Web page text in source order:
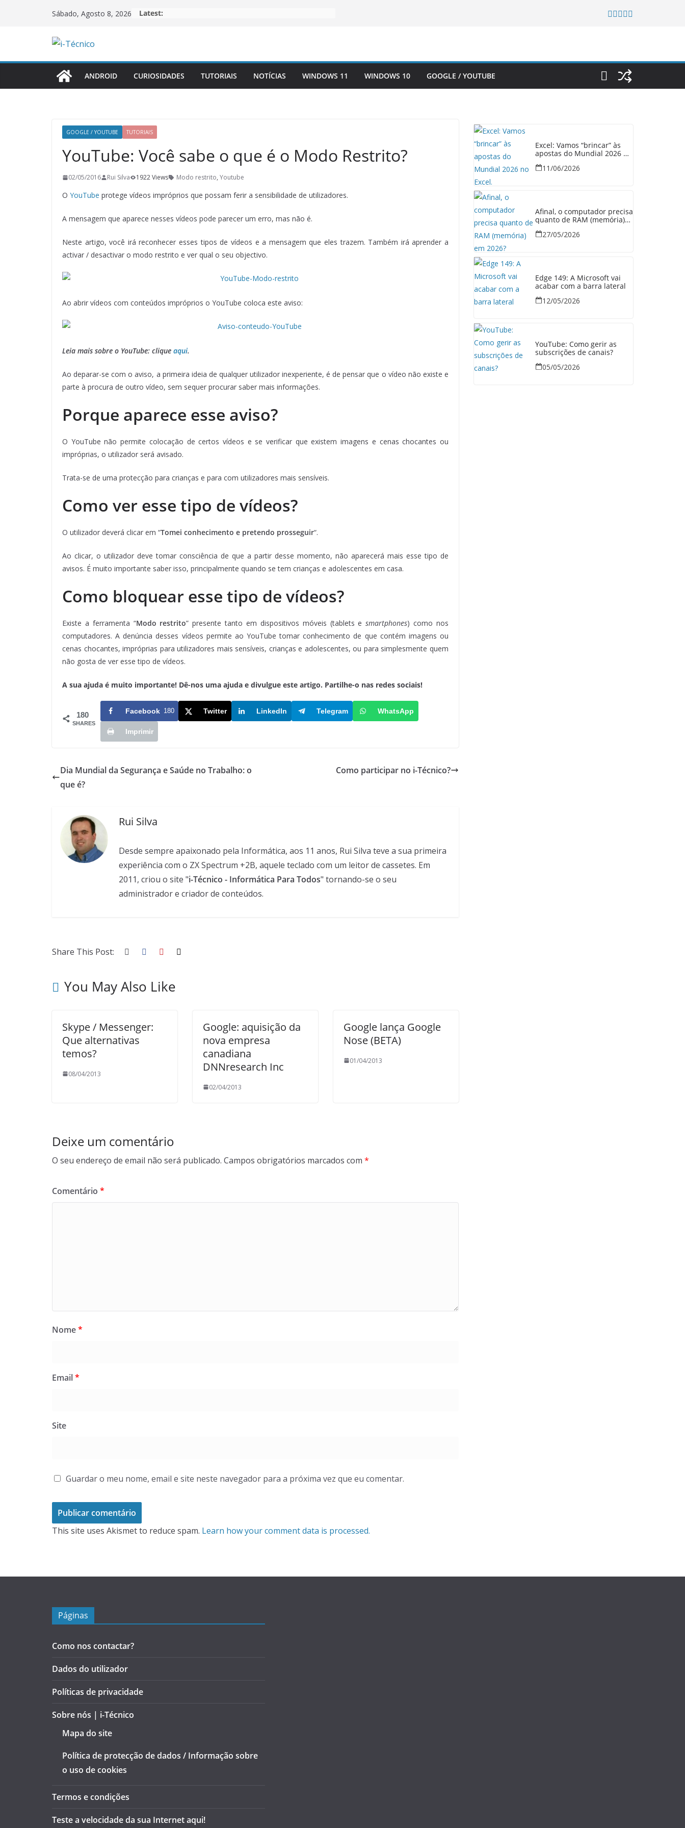
Sábado, Agosto 8, 2026 Latest:
ANDROID CURIOSIDADES TUTORIAIS NOTÍCIAS WINDOWS 11 WINDOWS 10 GOOGLE / YOUTUBE
GOOGLE / YOUTUBE TUTORIAIS
YouTube: Você sabe o que é o Modo Restrito?
02/05/2016 Rui Silva 1922 Views Modo restrito, Youtube
O YouTube protege vídeos impróprios que possam ferir a sensibilidade de utilizadores.
A mensagem que aparece nesses vídeos pode parecer um erro, mas não é.
Neste artigo, você irá reconhecer esses tipos de vídeos e a mensagem que eles trazem. Também irá aprender a
activar / desactivar o modo restrito e ver qual o seu objectivo.
Ao abrir vídeos com conteúdos impróprios o YouTube coloca este aviso:
Leia mais sobre o YouTube: clique aqui.
Ao deparar-se com o aviso, a primeira ideia de qualquer utilizador inexperiente, é de pensar que o vídeo não existe e
parte à procura de outro vídeo, sem sequer procurar saber mais informações.
Porque aparece esse aviso?
O YouTube não permite colocação de certos vídeos e se verificar que existem imagens e cenas chocantes ou
impróprias, o utilizador será avisado.
Trata-se de uma protecção para crianças e para com utilizadores mais sensíveis.
Como ver esse tipo de vídeos?
O utilizador deverá clicar em “Tomei conhecimento e pretendo prosseguir“.
Ao clicar, o utilizador deve tomar consciência de que a partir desse momento, não aparecerá mais esse tipo de
avisos. É muito importante saber isso, principalmente quando se tem crianças e adolescentes em casa.
Como bloquear esse tipo de vídeos?
Existe a ferramenta “Modo restrito” presente tanto em dispositivos móveis (tablets esmartphones) como nos
computadores. A denúncia desses vídeos permite ao YouTube tomar conhecimento de que contém imagens ou
cenas chocantes, impróprias para utilizadores mais sensíveis, crianças e adolescentes, ou para simplesmente quem
não gosta de ver esse tipo de vídeos.
A sua ajuda é muito importante! Dê-nos uma ajuda e divulgue este artigo. Partilhe-o nas redes sociais!
180
SHARES
Facebook 180 Twitter LinkedIn Telegram WhatsApp
Imprimir
Dia Mundial da Segurança e Saúde no Trabalho: o
que é?
Como participar no i-Técnico?
Rui Silva
Desde sempre apaixonado pela Informática, aos 11 anos, Rui Silva teve a sua primeira
experiência com o ZX Spectrum +2B, aquele teclado com um leitor de cassetes. Em
2011, criou o site "i-Técnico - Informática Para Todos" tornando-se o seu
administrador e criador de conteúdos.
Share This Post:
You May Also Like
Skype / Messenger:
Que alternativas
temos?
08/04/2013
Google: aquisição da
nova empresa
canadiana
DNNresearch Inc
02/04/2013
Google lança Google
Nose (BETA)
01/04/2013
Deixe um comentário
O seu endereço de email não será publicado. Campos obrigatórios marcados com *
Comentário *
Nome*
Email*
Site
Guardar o meu nome, email e site neste navegador para a próxima vez que eu comentar.
This site uses Akismet to reduce spam. Learn how your comment data is processed.
Excel: Vamos “brincar” às
apostas do Mundial 2026 no
11/06/2026
Afinal, o computador precisa
quanto de RAM (memória)
27/05/2026
Edge 149: A Microsoft vai
acabar com a barra lateral
12/05/2026
YouTube: Como gerir as
subscrições de canais?
05/05/2026
Páginas
Como nos contactar?
Dados do utilizador
Políticas de privacidade
Sobre nós | i-Técnico
Mapa do site
Política de protecção de dados / Informação sobre
o uso de cookies
Termos e condições
Teste a velocidade da sua Internet aqui!